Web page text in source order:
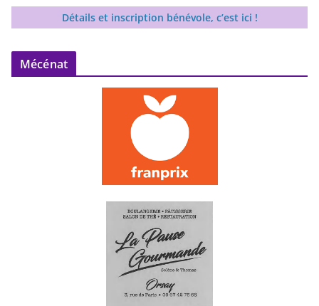
Détails et inscription bénévole, c’est ici !
Mécénat